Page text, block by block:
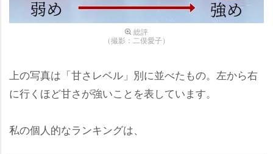
総評
（撮影：二俣愛子）
上の写真は「甘さレベル」別に並べたもの。左から右
に行くほど甘さが強いことを表しています。
私の個人的なランキングは、